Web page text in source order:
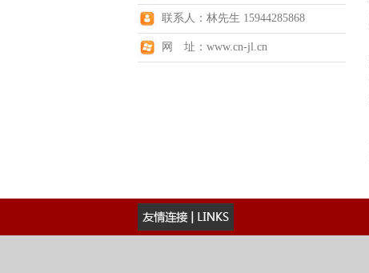
联系人：林先生 15944285868
网 址：www.cn-jl.cn